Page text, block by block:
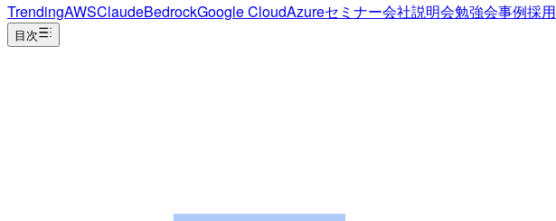
TrendingAWSClaudeBedrockGoogle CloudAzureセミナー会社説明会勉強会事例採用
目次